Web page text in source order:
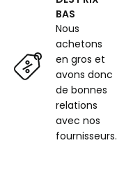
BAS
Nous
achetons
en gros et
avons donc
de bonnes
relations
avec nos
fournisseurs.